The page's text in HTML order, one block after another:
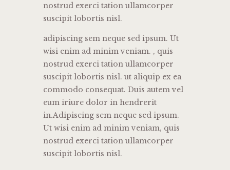
nostrud exerci tation ullamcorper
suscipit lobortis nisl.
adipiscing sem neque sed ipsum. Ut
wisi enim ad minim veniam. , quis
nostrud exerci tation ullamcorper
suscipit lobortis nisl. ut aliquip ex ea
commodo consequat. Duis autem vel
eum iriure dolor in hendrerit
in.Adipiscing sem neque sed ipsum.
Ut wisi enim ad minim veniam, quis
nostrud exerci tation ullamcorper
suscipit lobortis nisl.